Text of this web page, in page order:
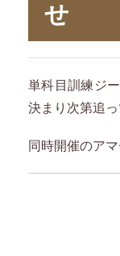
せ
単科目訓練ジ
決まり次第追っ
同時開催のア